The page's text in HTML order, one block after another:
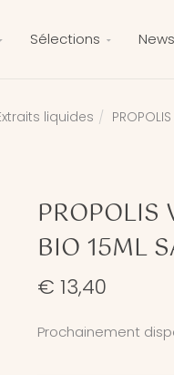
Sélections News
liquides
PROPOLIS
BIO 15ML
€ 13,40
Prochainement